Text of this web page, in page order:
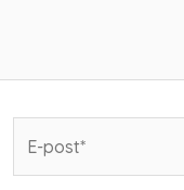
post*